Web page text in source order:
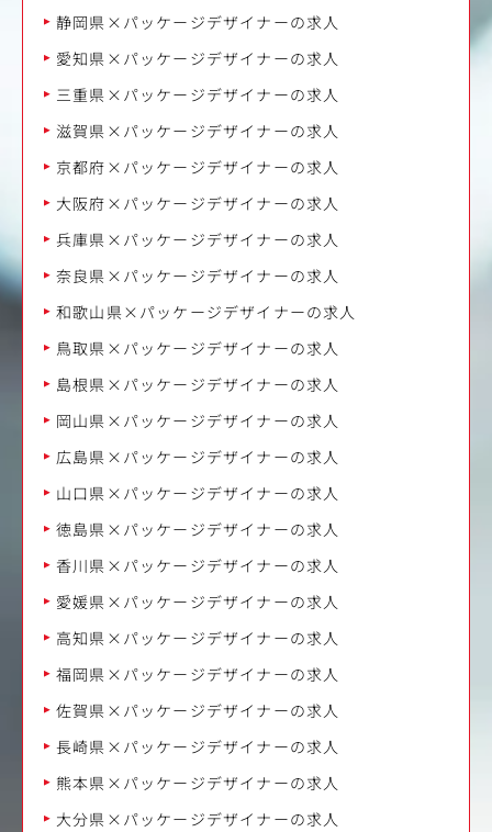
静岡県×パッケージデザイナーの求人
愛知県×パッケージデザイナーの求人
三重県×パッケージデザイナーの求人
滋賀県×パッケージデザイナーの求人
京都府×パッケージデザイナーの求人
大阪府×パッケージデザイナーの求人
兵庫県×パッケージデザイナーの求人
奈良県×パッケージデザイナーの求人
和歌山県×パッケージデザイナーの求人
鳥取県×パッケージデザイナーの求人
島根県×パッケージデザイナーの求人
岡山県×パッケージデザイナーの求人
広島県×パッケージデザイナーの求人
山口県×パッケージデザイナーの求人
徳島県×パッケージデザイナーの求人
香川県×パッケージデザイナーの求人
愛媛県×パッケージデザイナーの求人
高知県×パッケージデザイナーの求人
福岡県×パッケージデザイナーの求人
佐賀県×パッケージデザイナーの求人
長崎県×パッケージデザイナーの求人
熊本県×パッケージデザイナーの求人
大分県×パッケージデザイナーの求人